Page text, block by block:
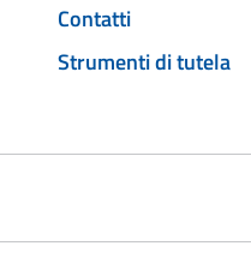
Contatti
Strumenti di tutela